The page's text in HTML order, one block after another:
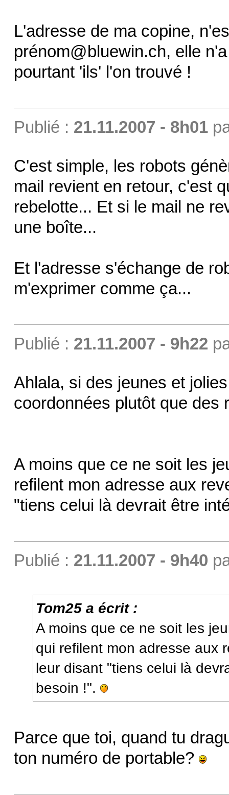
L'adresse de ma copine,
prénom@bluewin.ch, elle
pourtant 'ils' l'on trouvé !
Publié : 21.11.2007 - 8h01
C'est simple, les robots
mail revient en retour, c'est
rebelotte... Et si le mail ne
une boîte...
Et l'adresse s'échange de
m'exprimer comme ça...
Publié : 21.11.2007 - 9h22
Ahlala, si des jeunes et
coordonnées plutôt que des
A moins que ce ne soit les
refilent mon adresse aux
"tiens celui là devrait être
Publié : 21.11.2007 - 9h40
Tom25 a écrit :
A moins que ce ne soit les
qui refilent mon adresse aux
leur disant "tiens celui là
besoin !".
Parce que toi, quand tu
ton numéro de portable?